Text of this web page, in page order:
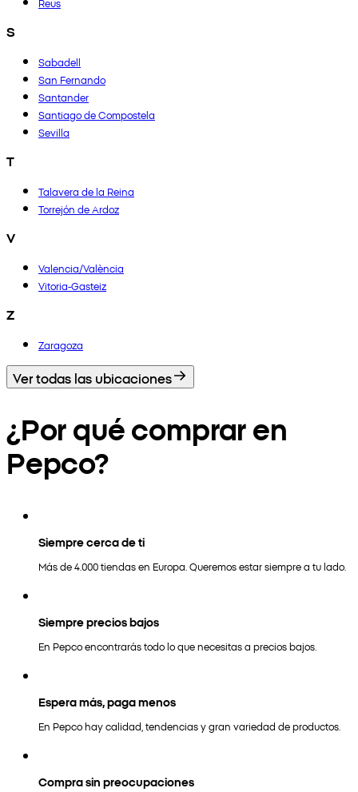
Reus
S
Sabadell
San Fernando
Santander
Santiago de Compostela
Sevilla
T
Talavera de la Reina
Torrejón de Ardoz
V
Valencia/València
Vitoria-Gasteiz
Z
Zaragoza
Ver todas las ubicaciones
¿Por qué comprar en
Pepco?
Siempre cerca de ti
Más de 4.000 tiendas en Europa. Queremos estar siempre a tu lado.
Siempre precios bajos
En Pepco encontrarás todo lo que necesitas a precios bajos.
Espera más, paga menos
En Pepco hay calidad, tendencias y gran variedad de productos.
Compra sin preocupaciones